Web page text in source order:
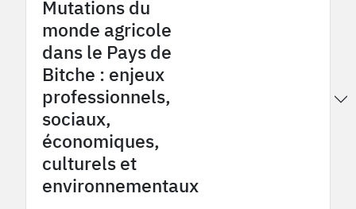
Mutations du
monde agricole
dans le Pays de
Bitche : enjeux
professionnels,
sociaux,
économiques,
culturels et
environnementaux